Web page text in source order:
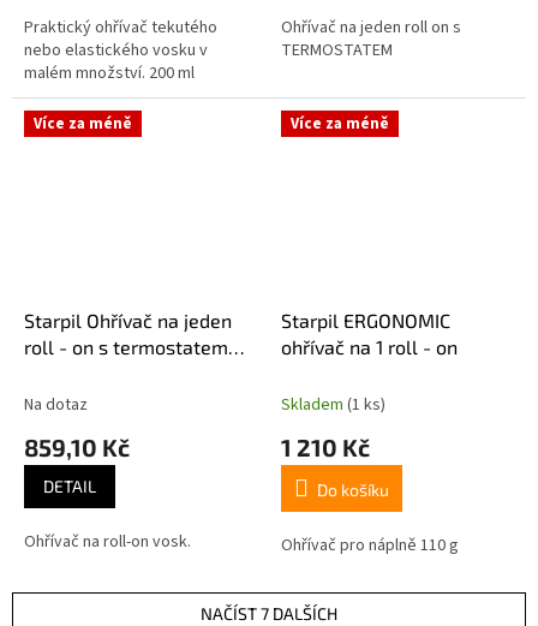
Praktický ohřívač tekutého
nebo elastického vosku v
malém množství. 200 ml
Ohřívač na jeden roll on s
TERMOSTATEM
Více za méně
Starpil Ohřívač na jeden
roll - on s termostatem
Na dotaz
859,10 Kč
DETAIL
Ohřívač na roll-on vosk.
Více za méně
Starpil ERGONOMIC
ohřívač na 1 roll - on
Skladem (1 ks)
1 210 Kč
Do košíku
Ohřívač pro náplně 110 g
NAČÍST 7 DALŠÍCH